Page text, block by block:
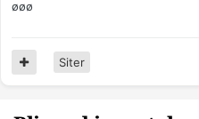
øøø
Siter